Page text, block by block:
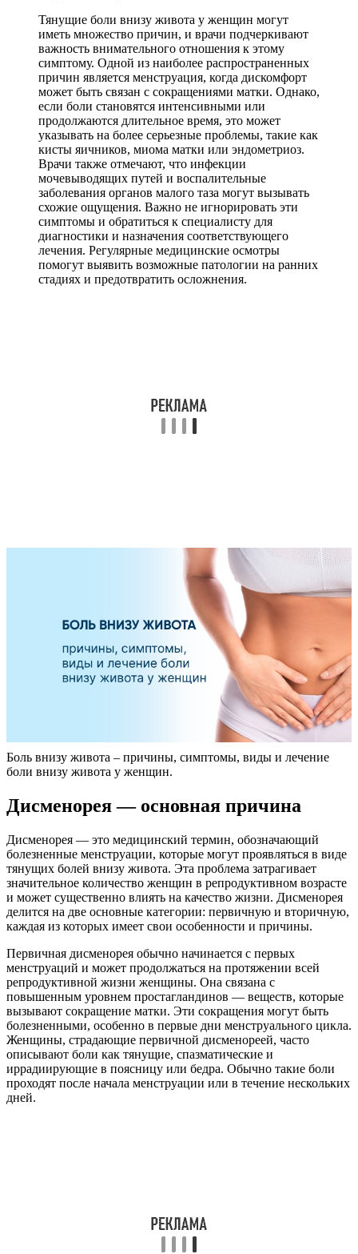
Тянущие боли внизу живота у женщин могут
иметь множество причин, и врачи подчеркивают
важность внимательного отношения к этому
симптому. Одной из наиболее распространенных
причин является менструация, когда дискомфорт
может быть связан с сокращениями матки. Однако,
если боли становятся интенсивными или
продолжаются длительное время, это может
указывать на более серьезные проблемы, такие как
кисты яичников, миома матки или эндометриоз.
Врачи также отмечают, что инфекции
мочевыводящих путей и воспалительные
заболевания органов малого таза могут вызывать
схожие ощущения. Важно не игнорировать эти
симптомы и обратиться к специалисту для
диагностики и назначения соответствующего
лечения. Регулярные медицинские осмотры
помогут выявить возможные патологии на ранних
стадиях и предотвратить осложнения.
Боль внизу живота – причины, симптомы, виды и лечение
боли внизу живота у женщин.
Дисменорея — основная причина
Дисменорея — это медицинский термин, обозначающий
болезненные менструации, которые могут проявляться в виде
тянущих болей внизу живота. Эта проблема затрагивает
значительное количество женщин в репродуктивном возрасте
и может существенно влиять на качество жизни. Дисменорея
делится на две основные категории: первичную и вторичную,
каждая из которых имеет свои особенности и причины.
Первичная дисменорея обычно начинается с первых
менструаций и может продолжаться на протяжении всей
репродуктивной жизни женщины. Она связана с
повышенным уровнем простагландинов — веществ, которые
вызывают сокращение матки. Эти сокращения могут быть
болезненными, особенно в первые дни менструального цикла.
Женщины, страдающие первичной дисменореей, часто
описывают боли как тянущие, спазматические и
иррадиирующие в поясницу или бедра. Обычно такие боли
проходят после начала менструации или в течение нескольких
дней.